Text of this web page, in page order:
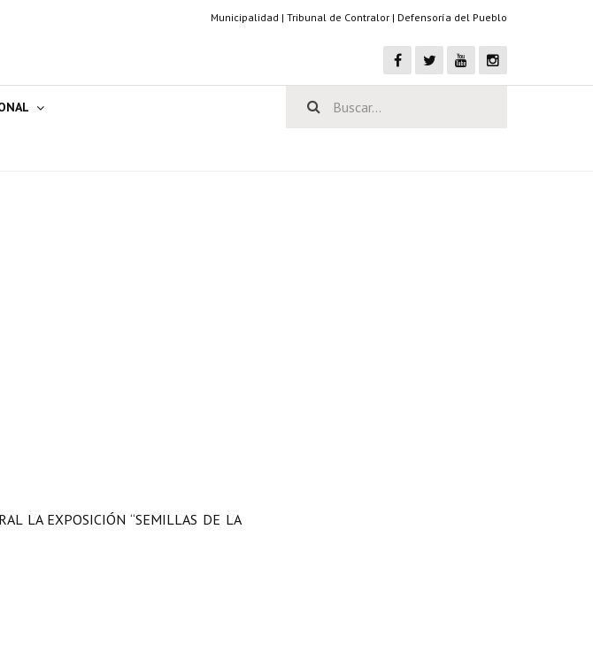
Municipalidad | Tribunal de Contralor | Defensoría del Pueblo
LA EXPOSICIÓN “SEMILLAS DE LA